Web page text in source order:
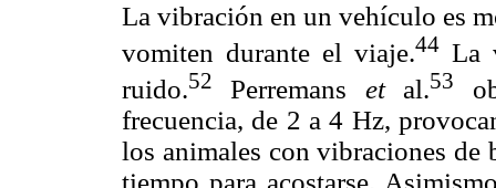
La vibración en un vehículo es
vomiten durante el viaje.44 La
ruido.52 Perremans et al.53
frecuencia, de 2 a 4 Hz,
los animales con vibraciones de